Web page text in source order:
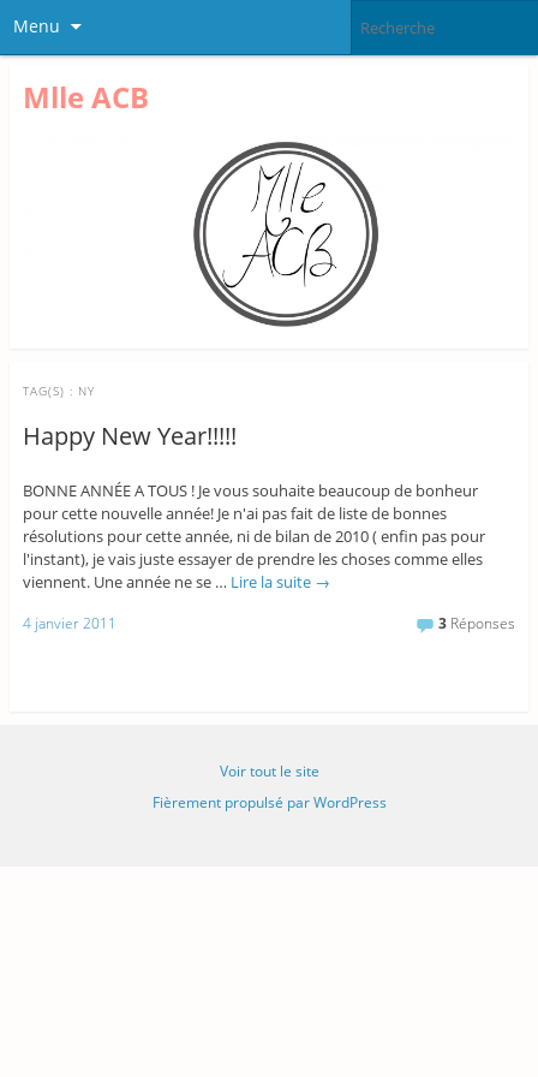
Menu
Mlle ACB
TAG(S) : NY
Happy New Year!!!!!
BONNE ANNÉE A TOUS ! Je vous souhaite beaucoup de bonheur
pour cette nouvelle année! Je n'ai pas fait de liste de bonnes
résolutions pour cette année, ni de bilan de 2010 ( enfin pas pour
l'instant), je vais juste essayer de prendre les choses comme elles
viennent. Une année ne se … Lire la suite →
4 janvier 2011 3 Réponses
Voir tout le site
Fièrement propulsé par WordPress